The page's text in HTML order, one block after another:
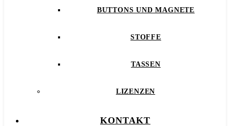
BUTTONS UND MAGNETE
STOFFE
TASSEN
LIZENZEN
KONTAKT